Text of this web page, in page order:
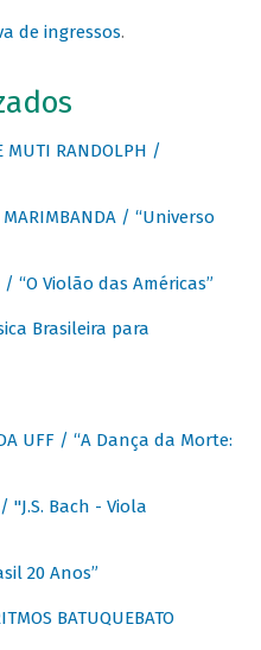
de ingressos.
MUTI RANDOLPH /
MARIMBANDA / “Universo
/ “O Violão das Américas”
Brasileira para
UFF / “A Dança da Morte:
"J.S. Bach - Viola
20 Anos”
BATUQUEBATO